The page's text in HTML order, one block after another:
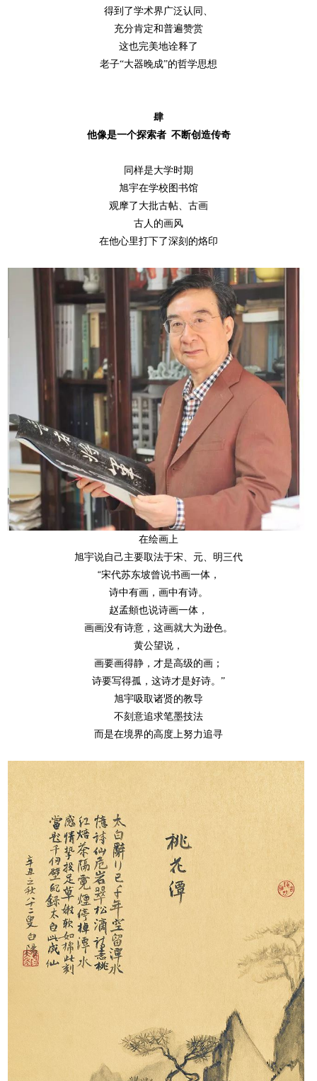
得到了学术界广泛认同、
充分肯定和普遍赞赏
这也完美地诠释了
老子“大器晚成”的哲学思想
肆
他像是一个探索者 不断创造传奇
同样是大学时期
旭宇在学校图书馆
观摩了大批古帖、古画
古人的画风
在他心里打下了深刻的烙印
在绘画上
旭宇说自己主要取法于宋、元、明三代
“宋代苏东坡曾说书画一体，
诗中有画，画中有诗。
赵孟頫也说诗画一体，
画画没有诗意，这画就大为逊色。
黄公望说，
画要画得静，才是高级的画；
诗要写得孤，这诗才是好诗。 ”
旭宇吸取诸贤的教导
不刻意追求笔墨技法
而是在境界的高度上努力追寻